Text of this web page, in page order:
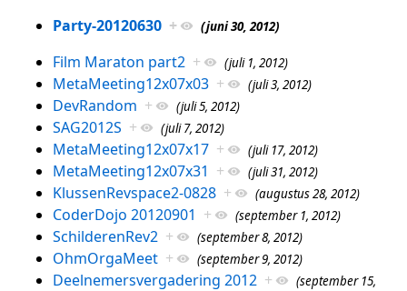
Party-20120630 + (juni 30, 2012)
Film Maraton part2 + (juli 1, 2012)
MetaMeeting12x07x03 + (juli 3, 2012)
DevRandom + (juli 5, 2012)
SAG2012S + (juli 7, 2012)
MetaMeeting12x07x17 + (juli 17, 2012)
MetaMeeting12x07x31 + (juli 31, 2012)
KlussenRevspace2-0828 + (augustus 28, 2012)
CoderDojo 20120901 + (september 1, 2012)
SchilderenRev2 + (september 8, 2012)
OhmOrgaMeet + (september 9, 2012)
Deelnemersvergadering 2012 +
(september 15,